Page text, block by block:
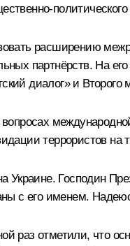
расширению
партнёрств. На
диалог» и
вопросах
террористов
Украине. Господин
с его именем.
раз отметили, что